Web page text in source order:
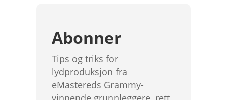
Abonner
Tips og triks for
lydproduksjon fra
eMastereds Grammy-